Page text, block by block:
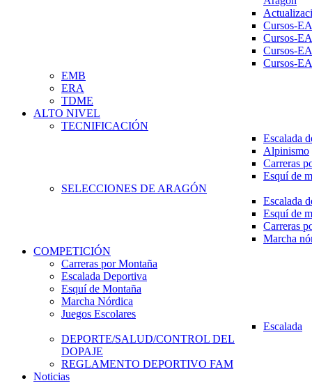
Cursos-
Cursos-
Cursos-
Cursos-
EMB
ERA
TDME
ALTO NIVEL
TECNIFICACIÓN
Escalada
Alpinismo
Carreras
Esquí de
SELECCIONES DE ARAGÓN
Escalada
Esquí de
Carreras
Marcha
COMPETICIÓN
Carreras por Montaña
Escalada Deportiva
Esquí de Montaña
Marcha Nórdica
Juegos Escolares
Escalada
DEPORTE/SALUD/CONTROL DEL
DOPAJE
REGLAMENTO DEPORTIVO FAM
Noticias